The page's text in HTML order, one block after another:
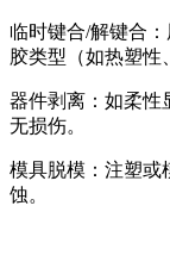
临时键合/解键合
胶类型（如热塑性
器件剥离：如柔性
无损伤。
模具脱模：注塑或
蚀。